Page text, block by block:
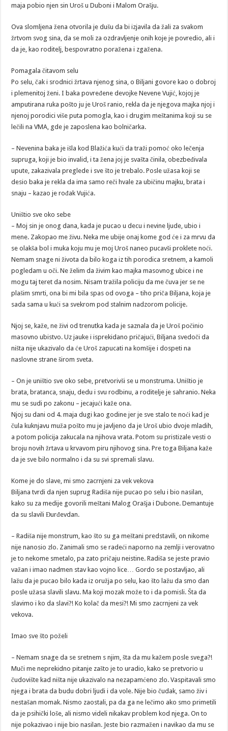
maja pobio njen sin Uroš u Duboni i Malom Orašju.
Ova slomljena žena otvorila je dušu da bi izjavila da žali za svakom
žrtvom svog sina, da se moli za ozdravljenje onih koje je povredio, ali i
da je, kao roditelj, bespovratno poražena i zgažena.
Pomagala čitavom selu
Po selu, čak i srodnici žrtava njenog sina, o Biljani govore kao o dobroj
i plemenitoj ženi. I baka povređene devojke Nevene Vujić, kojoj je
amputirana ruka pošto ju je Uroš ranio, rekla da je njegova majka njoj i
njenoj porodici više puta pomogla, kao i drugim meštanima koji su se
lečili na VMA, gde je zaposlena kao bolničarka.
– Nevenina baka je išla kod Blažića kući da traži pomoć oko lečenja
supruga, koji je bio invalid, i ta žena joj je svašta činila, obezbeđivala
upute, zakazivala preglede i sve što je trebalo. Posle užasa koji se
desio baka je rekla da ima samo reči hvale za ubičinu majku, brata i
snaju – kazao je rođak Vujića.
Uništio sve oko sebe
– Moj sin je onog dana, kada je pucao u decu i nevine ljude, ubio i
mene. Zakopao me živu. Neka me ubije onaj kome god će i za mrvu da
se olakša bol i muka koju mu je moj Uroš naneo pucavši proklete noći.
Nemam snage ni života da bilo koga iz tih porodica sretnem, a kamoli
pogledam u oči. Ne želim da živim kao majka masovnog ubice i ne
mogu taj teret da nosim. Nisam tražila policiju da me čuva jer se ne
plašim smrti, ona bi mi bila spas od ovoga – tiho priča Biljana, koja je
sada sama u kući sa svekrom pod stalnim nadzorom policije.
Njoj se, kaže, ne živi od trenutka kada je saznala da je Uroš počinio
masovno ubistvo. Uz jauke i isprekidano pričajući, Biljana svedoči da
ništa nije ukazivalo da će Uroš zapucati na komšije i dospeti na
naslovne strane širom sveta.
– On je uništio sve oko sebe, pretvorivši se u monstruma. Uništio je
brata, bratanca, snaju, dedu i svu rodbinu, a roditelje je sahranio. Neka
mu se sudi po zakonu – jecajući kaže ona.
Njoj su dani od 4. maja dugi kao godine jer je sve stalo te noći kad je
čula kuknjavu muža pošto mu je javljeno da je Uroš ubio dvoje mladih,
a potom policija zakucala na njihova vrata. Potom su pristizale vesti o
broju novih žrtava u krvavom piru njihovog sina. Pre toga Biljana kaže
da je sve bilo normalno i da su svi spremali slavu.
Kome je do slave, mi smo zacrnjeni za vek vekova
Biljana tvrdi da njen suprug Radiša nije pucao po selu i bio nasilan,
kako su za medije govorili meštani Malog Orašja i Dubone. Demantuje
da su slavili Đurđevdan.
– Radiša nije monstrum, kao što su ga meštani predstavili, on nikome
nije nanosio zlo. Zanimali smo se radeći naporno na zemlji i verovatno
je to nekome smetalo, pa zato pričaju neistine. Radiša se jeste pravio
važan i imao nadmen stav kao vojno lice… Gordo se postavljao, ali
lažu da je pucao bilo kada iz oružja po selu, kao što lažu da smo dan
posle užasa slavili slavu. Ma koji mozak može to i da pomisli. Šta da
slavimo i ko da slavi?! Ko kolač da mesi?! Mi smo zacrnjeni za vek
vekova.
Imao sve što poželi
– Nemam snage da se sretnem s njim, šta da mu kažem posle svega?!
Muči me neprekidno pitanje zašto je to uradio, kako se pretvorio u
čudovište kad ništa nije ukazivalo na nezapamćeno zlo. Vaspitavali smo
njega i brata da budu dobri ljudi i da vole. Nije bio čudak, samo živ i
nestašan momak. Nismo zaostali, pa da ga ne lečimo ako smo primetili
da je psihički loše, ali nismo videli nikakav problem kod njega. On to
nije pokazivao i nije bio nasilan. Jeste bio razmažen i navikao da mu se